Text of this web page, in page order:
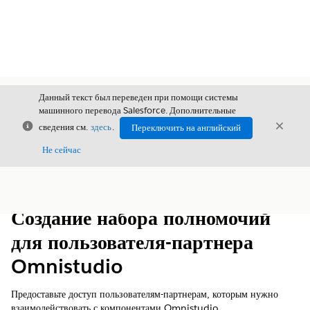
Закрыть
Данный текст был переведен при помощи системы
машинного перевода Salesforce. Дополнительные
сведения см. здесь.
Переключить на английский
Не сейчас
Создание набора полномочий
для пользователя-партнера
Omnistudio
Предоставьте доступ пользователям-партнерам, которым нужно